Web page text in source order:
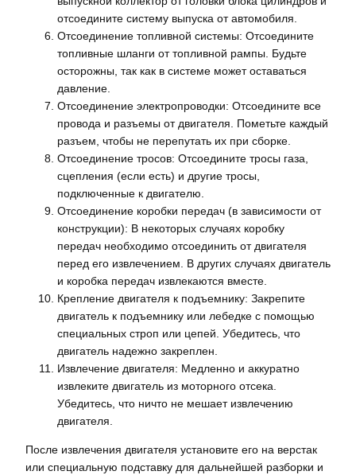
отсоедините систему выпуска от автомобиля.
Отсоединение топливной системы: Отсоедините
топливные шланги от топливной рампы. Будьте
осторожны, так как в системе может оставаться
давление.
Отсоединение электропроводки: Отсоедините все
провода и разъемы от двигателя. Пометьте каждый
разъем, чтобы не перепутать их при сборке.
Отсоединение тросов: Отсоедините тросы газа,
сцепления (если есть) и другие тросы,
подключенные к двигателю.
Отсоединение коробки передач (в зависимости от
конструкции): В некоторых случаях коробку
передач необходимо отсоединить от двигателя
перед его извлечением. В других случаях двигатель
и коробка передач извлекаются вместе.
Крепление двигателя к подъемнику: Закрепите
двигатель к подъемнику или лебедке с помощью
специальных строп или цепей. Убедитесь, что
двигатель надежно закреплен.
Извлечение двигателя: Медленно и аккуратно
извлеките двигатель из моторного отсека.
Убедитесь, что ничто не мешает извлечению
двигателя.
После извлечения двигателя установите его на верстак
или специальную подставку для дальнейшей разборки и